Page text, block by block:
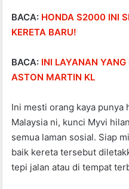
BACA: HONDA S2000 INI
KERETA BARU!
BACA: INI LAYANAN
ASTON MARTIN KL
Ini mesti orang kaya punya
Malaysia ni, kunci Myvi
semua laman sosial. Siap
baik kereta tersebut
tepi jalan atau di tempat